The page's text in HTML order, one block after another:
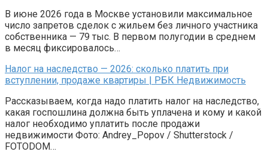
В июне 2026 года в Москве установили максимальное
число запретов сделок с жильем без личного участника
собственника — 79 тыс. В первом полугодии в среднем
в месяц фиксировалось…
Налог на наследство — 2026: сколько платить при
вступлении, продаже квартиры | РБК Недвижимость
Рассказываем, когда надо платить налог на наследство,
какая госпошлина должна быть уплачена и кому и какой
налог необходимо уплатить после продажи
недвижимости Фото: Andrey_Popov / Shutterstock /
FOTODOM…